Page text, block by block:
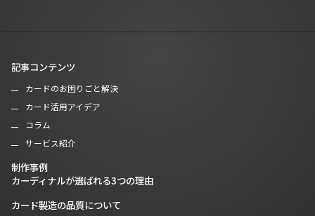
記事コンテンツ
カードのお困りごと解決
カード活用アイデア
コラム
サービス紹介
制作事例
カーディナルが選ばれる3つの理由
カード製造の品質について